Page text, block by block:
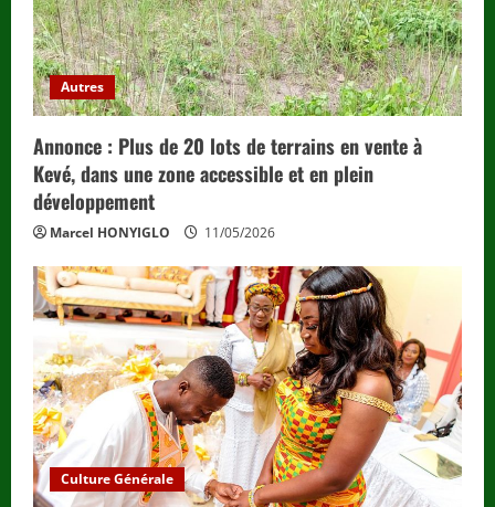
Autres
Annonce : Plus de 20 lots de terrains en vente à
Kevé, dans une zone accessible et en plein
développement
Marcel HONYIGLO 11/05/2026
Culture Générale